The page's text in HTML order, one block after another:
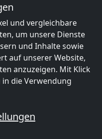
und vergleichbare
um unsere Dienste
und Inhalte sowie
auf unserer Website,
anzuzeigen. Mit Klick
die Verwendung